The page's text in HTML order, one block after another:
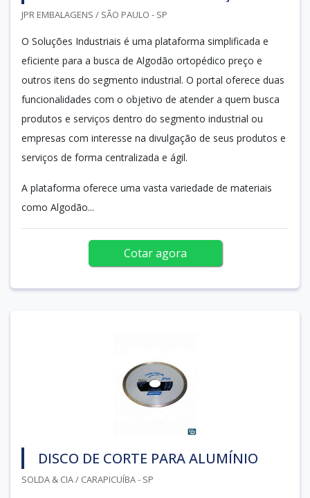
JPR EMBALAGENS / SÃO PAULO - SP
O Soluções Industriais é uma plataforma simplificada e
eficiente para a busca de Algodão ortopédico preço e
outros itens do segmento industrial. O portal oferece duas
funcionalidades com o objetivo de atender a quem busca
produtos e serviços dentro do segmento industrial ou
empresas com interesse na divulgação de seus produtos e
serviços de forma centralizada e ágil.
A plataforma oferece uma vasta variedade de materiais
como Algodão...
Cotar agora
DISCO DE CORTE PARA ALUMÍNIO
SOLDA & CIA / CARAPICUÍBA - SP